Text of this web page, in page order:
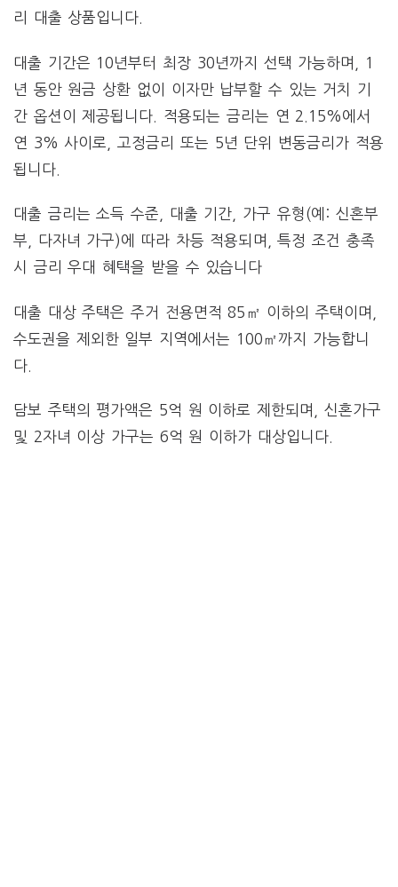
리 대출 상품입니다.
대출 기간은 10년부터 최장 30년까지 선택 가능하며, 1
년 동안 원금 상환 없이 이자만 납부할 수 있는 거치 기
간 옵션이 제공됩니다. 적용되는 금리는 연 2.15%에서
연 3% 사이로, 고정금리 또는 5년 단위 변동금리가 적용
됩니다.
대출 금리는 소득 수준, 대출 기간, 가구 유형(예: 신혼부
부, 다자녀 가구)에 따라 차등 적용되며, 특정 조건 충족
시 금리 우대 혜택을 받을 수 있습니다​
대출 대상 주택은 주거 전용면적 85㎡ 이하의 주택이며,
수도권을 제외한 일부 지역에서는 100㎡까지 가능합니
다.
담보 주택의 평가액은 5억 원 이하로 제한되며, 신혼가구
및 2자녀 이상 가구는 6억 원 이하가 대상입니다.